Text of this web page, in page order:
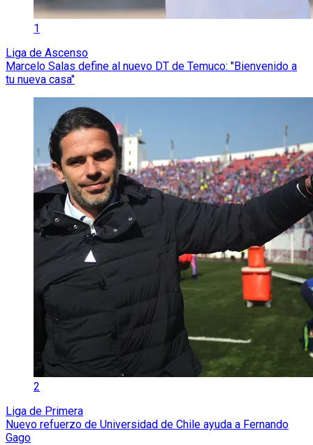
1
Liga de Ascenso
Marcelo Salas define al nuevo DT de Temuco: "Bienvenido a
tu nueva casa"
2
Liga de Primera
Nuevo refuerzo de Universidad de Chile ayuda a Fernando
Gago